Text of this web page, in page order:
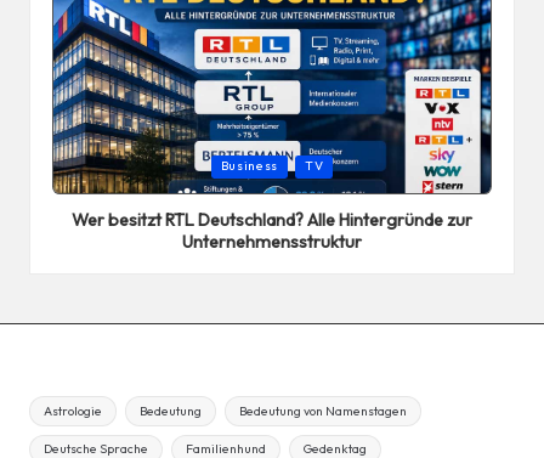
Posted
in
Business TV
Wer besitzt RTL Deutschland? Alle Hintergründe zur
Unternehmensstruktur
Astrologie Bedeutung Bedeutung von Namenstagen
Deutsche Sprache Familienhund Gedenktag